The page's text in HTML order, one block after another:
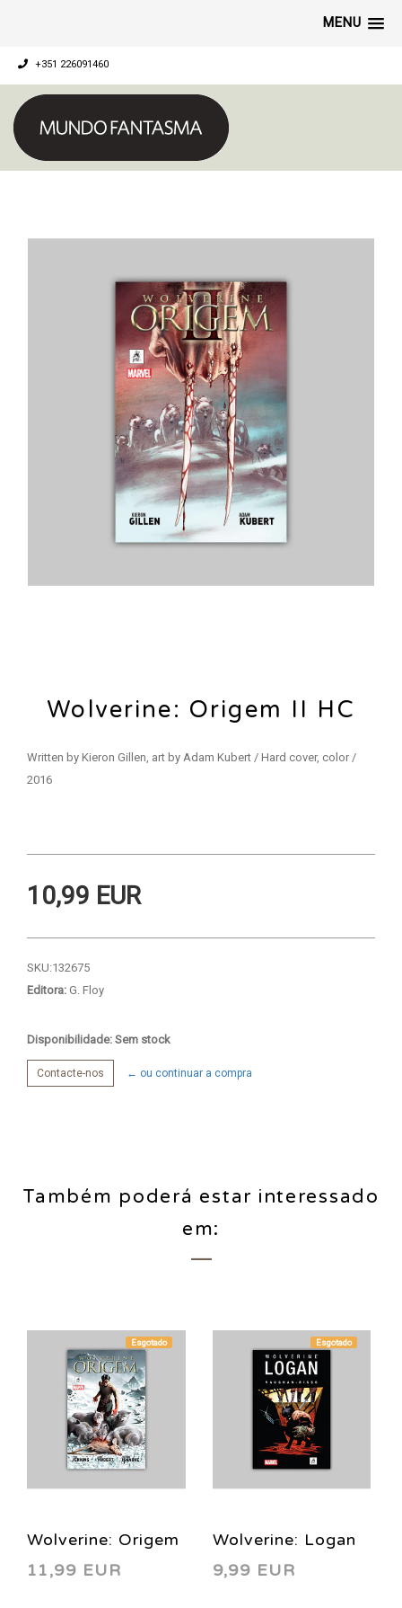
MENU
+351 226091460
Wolverine: Origem II HC
Written by Kieron Gillen, art by Adam Kubert / Hard cover, color /
2016
10,99 EUR
SKU:132675
Editora: G. Floy
Disponibilidade: Sem stock
Contacte-nos ← ou continuar a compra
Também poderá estar interessado
em:
Esgotado
Wolverine: Origem
HC
11,99 EUR
Esgotado
Wolverine: Logan
HC 2016
9,99 EUR